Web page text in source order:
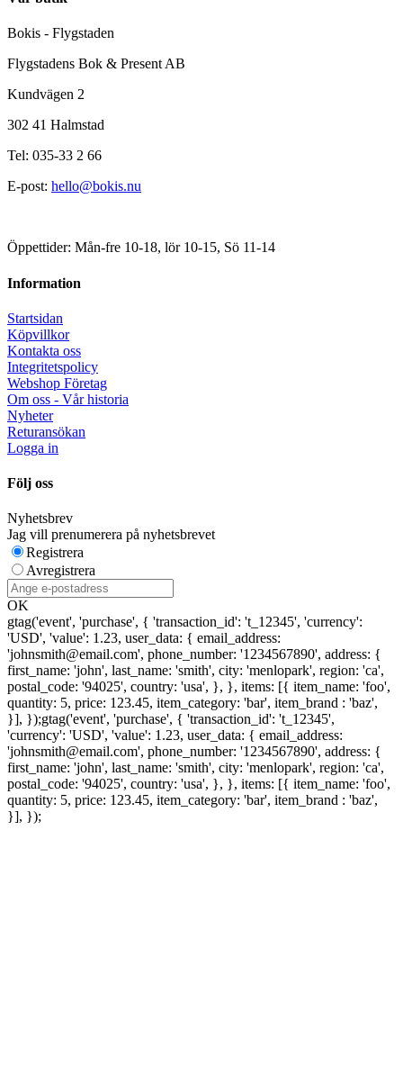
Bokis - Flygstaden
Flygstadens Bok & Present AB
Kundvägen 2
302 41 Halmstad
Tel: 035-33 2 66
E-post: hello@bokis.nu
Öppettider: Mån-fre 10-18, lör 10-15, Sö 11-14
Information
Startsidan
Köpvillkor
Kontakta oss
Integritetspolicy
Webshop Företag
Om oss - Vår historia
Nyheter
Returansökan
Logga in
Följ oss
Nyhetsbrev
Jag vill prenumerera på nyhetsbrevet
Registrera
Avregistrera
OK
gtag('event', 'purchase', { 'transaction_id': 't_12345', 'currency':
'USD', 'value': 1.23, user_data: { email_address:
'johnsmith@email.com', phone_number: '1234567890', address: {
first_name: 'john', last_name: 'smith', city: 'menlopark', region: 'ca',
postal_code: '94025', country: 'usa', }, }, items: [{ item_name: 'foo',
quantity: 5, price: 123.45, item_category: 'bar', item_brand : 'baz',
}], });gtag('event', 'purchase', { 'transaction_id': 't_12345',
'currency': 'USD', 'value': 1.23, user_data: { email_address:
'johnsmith@email.com', phone_number: '1234567890', address: {
first_name: 'john', last_name: 'smith', city: 'menlopark', region: 'ca',
postal_code: '94025', country: 'usa', }, }, items: [{ item_name: 'foo',
quantity: 5, price: 123.45, item_category: 'bar', item_brand : 'baz',
}], });